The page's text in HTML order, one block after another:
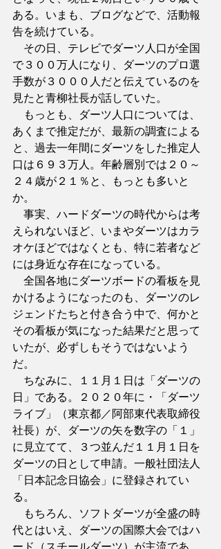
ある。いまも、ブログなどで、活動報
告を続けている。
その日、テレビでダーツ人口が全国
で３００万人になり、ダーツのプロ選
手数が３０００人だと伝えているのを
見たと青柳社長が話していた。
もっとも、ダーツ人口については、
あくまで推定だが、最新の調査による
と、過去一年間にダーツをした推定人
口は６９３万人。年齢層別では２０～
２４歳が２１％と、もっとも多いと
か。
事実、ハードダーツの時代からは考
えられないほど、いまやダーツはカラ
オケほどではなくとも、特に若者など
には身近な存在になっている。
全国各地にダーツボードの看板を見
かけるようになったのも、ダーツのレ
ジェンドたちと付き合う中で、何かと
その看板が気になった結果だと思って
いたが、必ずしもそうではないよう
だ。
ちなみに、１１月１日は「ダーツの
日」である。２０２０年に・「ダーツ
ライブ」（東京都／阿部東代表取締役
社長）が、ダーツの矢を数字の「１」
に見立てて、３つ並んだ１１月１日を
ダーツの日として申請。一般社団法人
「日本記念日協会」に登録されてい
る。
もちろん、ソフトダーツが全盛の時
代とはいえ、ダーツの国際大会ではハ